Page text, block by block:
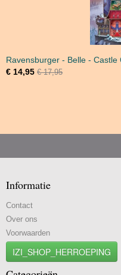
Ravensburger - Belle -
€ 14,95 € 17,95
Informatie
Contact
Over ons
Voorwaarden
IZI_SHOP_HERROEPING